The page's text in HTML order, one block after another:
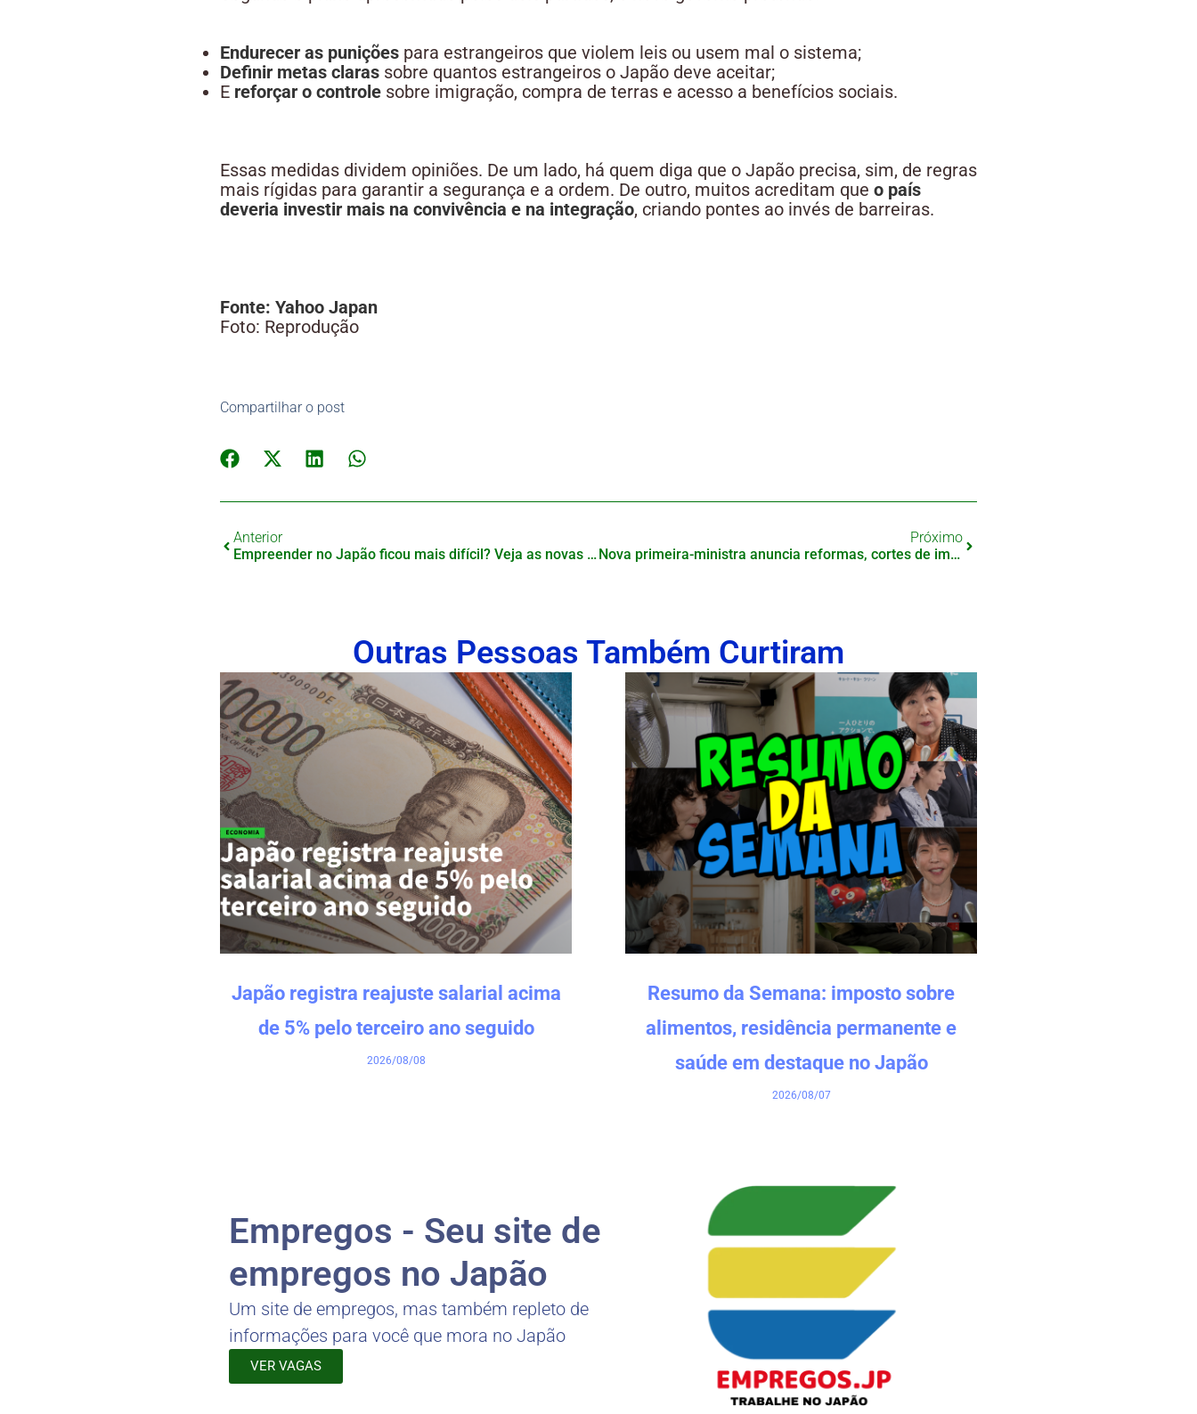
Endurecer as punições para estrangeiros que violem leis ou usem mal o sistema;
Definir metas claras sobre quantos estrangeiros o Japão deve aceitar;
E reforçar o controle sobre imigração, compra de terras e acesso a benefícios sociais.
Essas medidas dividem opiniões. De um lado, há quem diga que o Japão precisa, sim, de regras
mais rígidas para garantir a segurança e a ordem. De outro, muitos acreditam que o país
deveria investir mais na convivência e na integração, criando pontes ao invés de barreiras.
Fonte: Yahoo Japan
Foto: Reprodução
Compartilhar o post
Anterior
Empreender no Japão ficou mais difícil? Veja as novas exigências do visto empresarial
Próximo
Nova primeira-ministra anuncia reformas, cortes de impostos e endurecimento com estrangeiros
Outras Pessoas Também Curtiram
Japão registra reajuste salarial acima
de 5% pelo terceiro ano seguido
2026/08/08
Resumo da Semana: imposto sobre
alimentos, residência permanente e
saúde em destaque no Japão
2026/08/07
Empregos - Seu site de
empregos no Japão
Um site de empregos, mas também repleto de
informações para você que mora no Japão
VER VAGAS